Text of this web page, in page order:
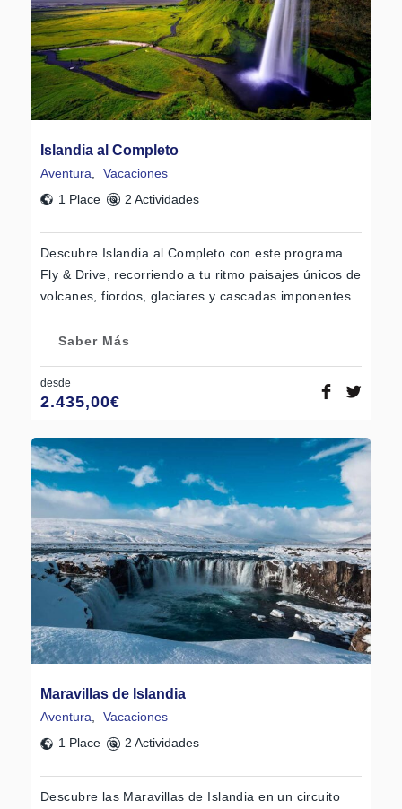
Islandia al Completo
Aventura
Vacaciones
1 Place
2 Actividades
Descubre Islandia al Completo con este programa
Fly & Drive, recorriendo a tu ritmo paisajes únicos de
volcanes, fiordos, glaciares y cascadas imponentes.
Saber Más
desde
2.435,00€
Maravillas de Islandia
Aventura,
Vacaciones
1 Place
2 Actividades
Descubre las Maravillas de Islandia en un circuito